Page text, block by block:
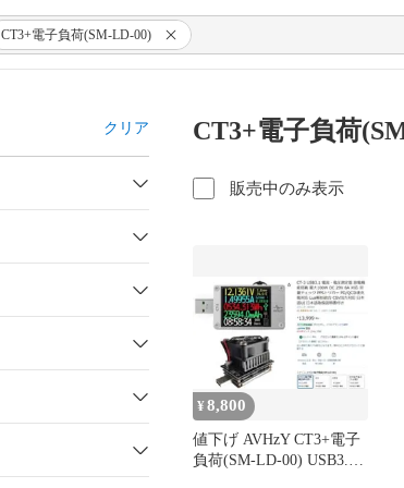
CT3+電子負荷(SM-LD-00)
クリア CT3+電子負荷
販売中のみ表示
¥8,800
値下げ AVHzY CT3+電子
負荷(SM-LD-00) USB3.1